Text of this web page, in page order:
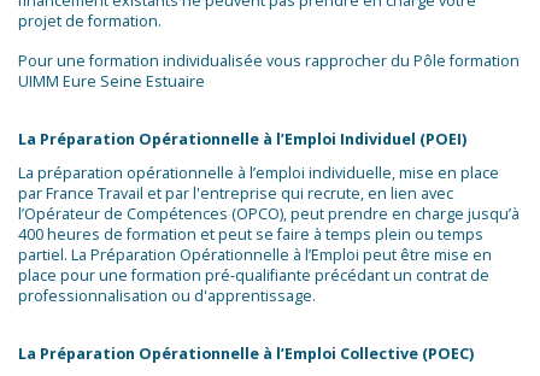
projet de formation.
Pour une formation individualisée vous rapprocher du Pôle formation
UIMM Eure Seine Estuaire
La Préparation Opérationnelle à l’Emploi Individuel (POEI)
La préparation opérationnelle à l’emploi individuelle, mise en place
par France Travail et par l'entreprise qui recrute, en lien avec
l’Opérateur de Compétences (OPCO), peut prendre en charge jusqu’à
400 heures de formation et peut se faire à temps plein ou temps
partiel. La Préparation Opérationnelle à l’Emploi peut être mise en
place pour une formation pré-qualifiante précédant un contrat de
professionnalisation ou d'apprentissage.
La Préparation Opérationnelle à l’Emploi Collective (POEC)